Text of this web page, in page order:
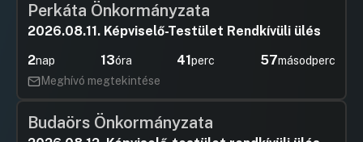
HozzászólásokUgrás a napirendi pontra
6. A fogyatékos személyek nappali
ellátásának biztosítása tárgyában
módosítása
7. A Sorsfordító Szolgáltató Központtal
ellátási szerződés megkötése támogató
szolgáltatás biztosítására
Perkáta Önkormányzata
2026.08.11. Képviselő-Testület Rendkívüli ülés
2nap 13óra 41perc 56másodperc
Meghívó megtekintése
Budaörs Önkormányzata